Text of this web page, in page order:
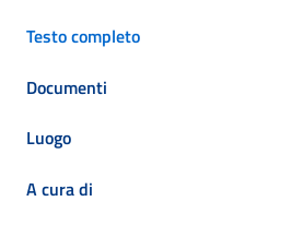
Testo completo
Documenti
Luogo
A cura di